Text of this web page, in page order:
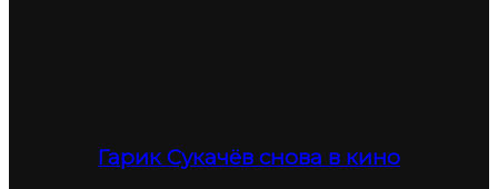
Гарик Сукачёв снова в кино